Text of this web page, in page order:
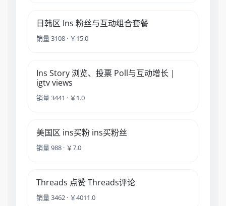
日韩区 Ins 粉丝与互动组合套餐
销量 3108 · ￥15.0
Ins Story 浏览、投票 Poll与互动增长 |
igtv views
销量 3441 · ￥1.0
美国区 ins买粉 ins买粉丝
销量 988 · ￥7.0
Threads 点赞 Threads评论
销量 3462 · ￥4011.0